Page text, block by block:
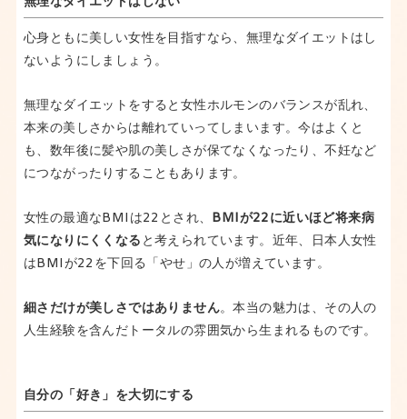
心身ともに美しい女性を目指すなら、無理なダイエットはし
ないようにしましょう。
無理なダイエットをすると女性ホルモンのバランスが乱れ、
本来の美しさからは離れていってしまいます。今はよくと
も、数年後に髪や肌の美しさが保てなくなったり、不妊など
につながったりすることもあります。
女性の最適なBMIは22とされ、 BMIが22に近いほど将来病
気になりにくくなる と考えられています。近年、日本人女性
はBMIが22を下回る「やせ」の人が増えています。
細さだけが美しさではありません。本当の魅力は、その人の
人生経験を含んだトータルの雰囲気から生まれるものです。
自分の「好き」を大切にする